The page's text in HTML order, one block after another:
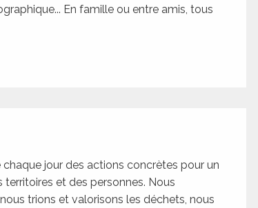
En famille ou entre amis, tous
jour des actions concrètes pour un
territoires et des personnes. Nous
trions et valorisons les déchets, nous